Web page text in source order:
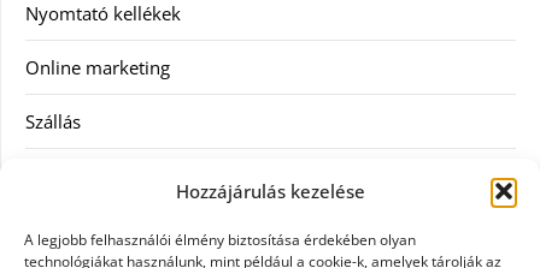
Hozzájárulás kezelése
A legjobb felhasználói élmény biztosítása érdekében olyan
technológiákat használunk, mint például a cookie-k, amelyek tárolják az
Nyomtató kellékek
Online marketing
Szállás
Szellőztető